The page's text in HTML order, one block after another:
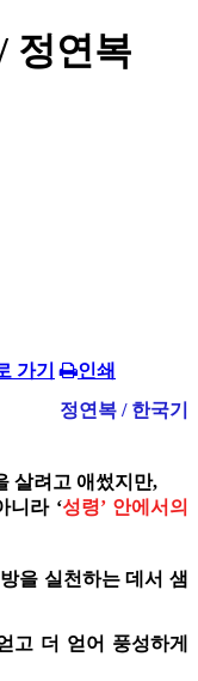
정연복
가기
인쇄
국기
살려고 애썼지만,
니라 ‘성령’ 안에서의
을 실천하는 데서 샘
고 더 얻어 풍성하게